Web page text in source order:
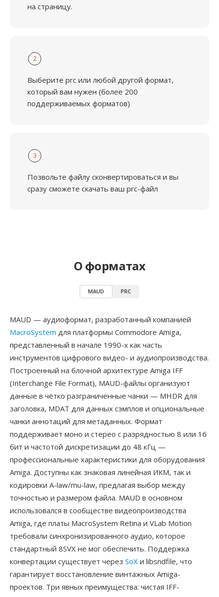
на страницу.
2
Выберите prc или любой другой формат,
который вам нужен (более 200
поддерживаемых форматов)
3
Позвольте файлу сконвертироваться и вы
сразу сможете скачать ваш prc-файл
О форматах
MAUD PRC
MAUD — аудиоформат, разработанный компанией
MacroSystem для платформы Commodore Amiga,
представленный в начале 1990-х как часть
инструментов цифрового видео- и аудиопроизводства.
Построенный на блочной архитектуре Amiga IFF
(Interchange File Format), MAUD-файлы организуют
данные в чётко разграниченные чанки — MHDR для
заголовка, MDAT для данных сэмплов и опциональные
чанки аннотаций для метаданных. Формат
поддерживает моно и стерео с разрядностью 8 или 16
бит и частотой дискретизации до 48 кГц —
профессиональные характеристики для оборудования
Amiga. Доступны как знаковая линейная ИКМ, так и
кодировки A-law/mu-law, предлагая выбор между
точностью и размером файла. MAUD в основном
использовался в сообществе видеопроизводства
Amiga, где платы MacroSystem Retina и VLab Motion
требовали синхронизированного аудио, которое
стандартный 8SVX не мог обеспечить. Поддержка
конвертации существует через SoX и libsndfile, что
гарантирует восстановление винтажных Amiga-
проектов. Три явных преимущества: чистая IFF-